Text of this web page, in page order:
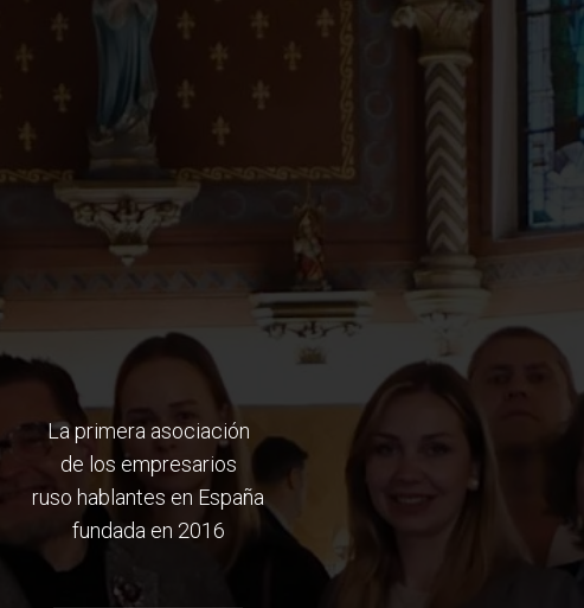
La primera asociación
de los empresarios
ruso hablantes en España
fundada en 2016